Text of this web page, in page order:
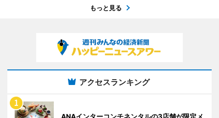
もっと見る
アクセスランキング